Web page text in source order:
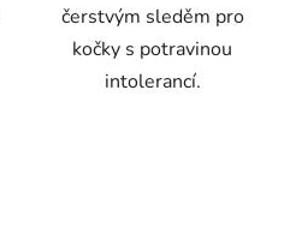
čerstvým sleděm pro
kočky s potravinou
intolerancí.